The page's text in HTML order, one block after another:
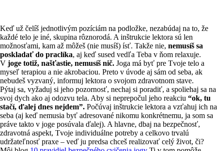
Keď už čelíš jednotlivým pozíciám na podložke, nezabúdaj na to, že
každé telo je iné, skupina rôznorodá. A inštrukcie lektora sú len
možnosťami, kam až môžeš (nie musíš) ísť. Takže nie, nemusíš sa
poskladať do praclíka, aj keď sused vedľa Teba v ňom relaxuje.
V joge totiž, našťastie, nemusíš nič. Joga má byť pre Tvoje telo a
myseľ terapiou a nie akrobaciou. Preto v úvode aj sám od seba, ak
nebudeš vyzvaný, informuj lektora o svojom zdravotnom stave.
Pýtaj sa, vyžaduj si jeho pozornosť, nechaj si poradiť, a spoliehaj sa na
svoj dych ako aj odozvu tela. Aby si neprepočul jeho reakciu “ok, tu
stačí, ďalej dnes nejdem”. Počúvaj inštrukcie lektora a vzťahuj ich na
seba (aj keď nemusia byť adresované nikomu konkrétnemu, ja som sa
práve takto v joge posúvala ďalej). A hlavne, dbaj na bezpečnosť,
zdravotná aspekt, Tvoje individuálne potreby a celkovo trvalú
udržateľnosť praxe – veď ju predsa chceš realizovať celý život, či?